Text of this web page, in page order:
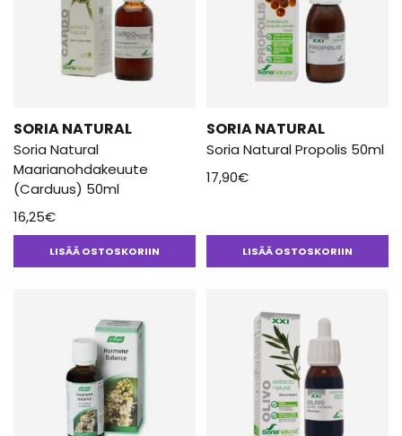
SORIA NATURAL
Soria Natural
Maarianohdakeuute
(Carduus) 50ml
16,25€
LISÄÄ OSTOSKORIIN
SORIA NATURAL
Soria Natural Propolis 50ml
17,90€
LISÄÄ OSTOSKORIIN